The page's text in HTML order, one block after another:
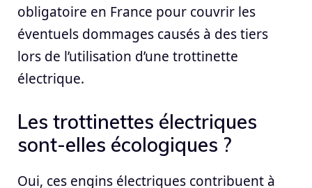
obligatoire en France pour couvrir les
éventuels dommages causés à des tiers
lors de l’utilisation d’une trottinette
électrique.
Les trottinettes électriques
sont-elles écologiques ?
Oui, ces engins électriques contribuent à